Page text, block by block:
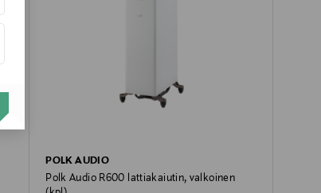
POLK AUDIO
Polk Audio R600 lattiakaiutin, valkoinen